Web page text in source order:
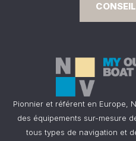
Pionnier et référent en Europe,
des équipements sur-mesure
tous types de navigation et